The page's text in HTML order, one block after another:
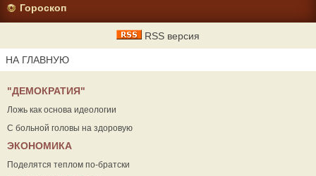
Гороскоп
RSS версия
НА ГЛАВНУЮ
"ДЕМОКРАТИЯ"
Ложь как основа идеологии
С больной головы на здоровую
ЭКОНОМИКА
Поделятся теплом по-братски